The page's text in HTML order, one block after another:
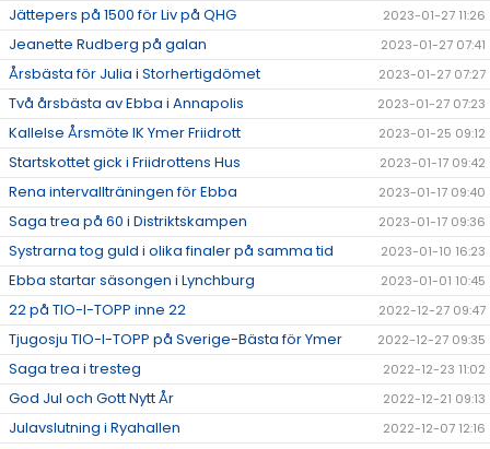
Jättepers på 1500 för Liv på QHG 2023-01-27 11:26
Jeanette Rudberg på galan 2023-01-27 07:41
Årsbästa för Julia i Storhertigdömet 2023-01-27 07:27
Två årsbästa av Ebba i Annapolis 2023-01-27 07:23
Kallelse Årsmöte IK Ymer Friidrott 2023-01-25 09:12
Startskottet gick i Friidrottens Hus 2023-01-17 09:42
Rena intervallträningen för Ebba 2023-01-17 09:40
Saga trea på 60 i Distriktskampen 2023-01-17 09:36
Systrarna tog guld i olika finaler på samma tid 2023-01-10 16:23
Ebba startar säsongen i Lynchburg 2023-01-01 10:45
22 på TIO-I-TOPP inne 22 2022-12-27 09:47
Tjugosju TIO-I-TOPP på Sverige-Bästa för Ymer 2022-12-27 09:35
Saga trea i tresteg 2022-12-23 11:02
God Jul och Gott Nytt År 2022-12-21 09:13
Julavslutning i Ryahallen 2022-12-07 12:16